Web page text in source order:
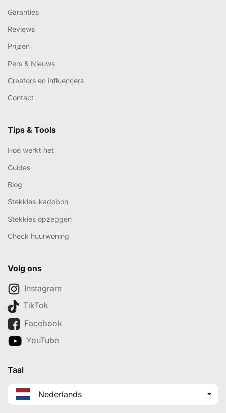
Garanties
Reviews
Prijzen
Pers & Nieuws
Creators en influencers
Contact
Tips & Tools
Hoe werkt het
Guides
Blog
Stekkies-kadobon
Stekkies opzeggen
Check huurwoning
Volg ons
Instagram
TikTok
Facebook
YouTube
Taal
Nederlands